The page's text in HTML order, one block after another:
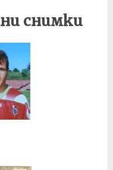
снимки